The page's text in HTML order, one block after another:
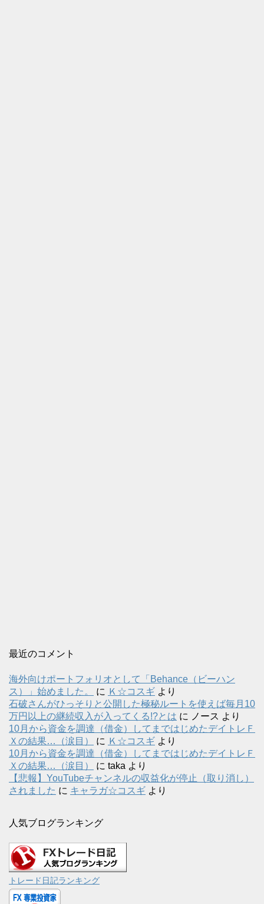
最近のコメント
海外向けポートフォリオとして「Behance（ビーハン
ス）」始めました。
に Ｋ☆コスギ より
石破さんがひっそりと公開した極秘ルートを使えば毎月10
万円以上の継続収入が入ってくる!?とは に ノース より
10月から資金を調達（借金）してまではじめたデイトレＦ
Ｘの結果…（涙目）
に Ｋ☆コスギ より
10月から資金を調達（借金）してまではじめたデイトレＦ
Ｘの結果…（涙目）
に taka より
【悲報】YouTubeチャンネルの収益化が停止（取り消し）
されました に キャラガ☆コスギ より
人気ブログランキング
トレード日記ランキング